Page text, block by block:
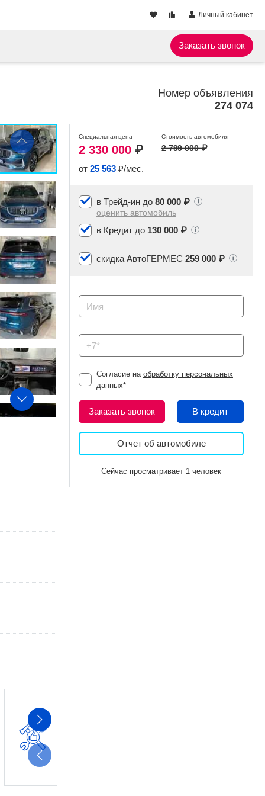
Личный кабинет
Заказать звонок
Номер объявления
274 074
Специальная цена
2 330 000 ₽
Стоимость автомобиля
2 799 000₽
от 25 563 ₽/мес.
в Трейд-ин до 80 000 ₽
оценить автомобиль
в Кредит до 130 000 ₽
скидка АвтоГЕРМЕС 259 000 ₽
Согласие на обработку персональных
данных*
Заказать звонок В кредит
Отчет об автомобиле
Сейчас просматривает 1 человек